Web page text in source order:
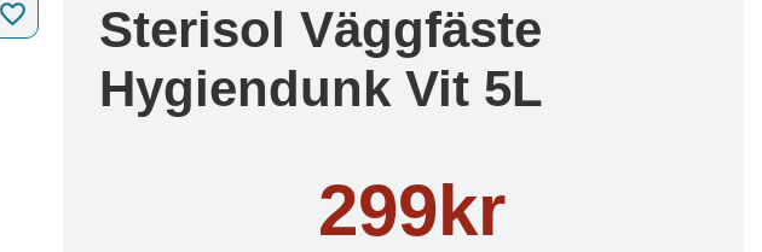
Sterisol Väggfäste
Hygiendunk Vit 5L
299kr